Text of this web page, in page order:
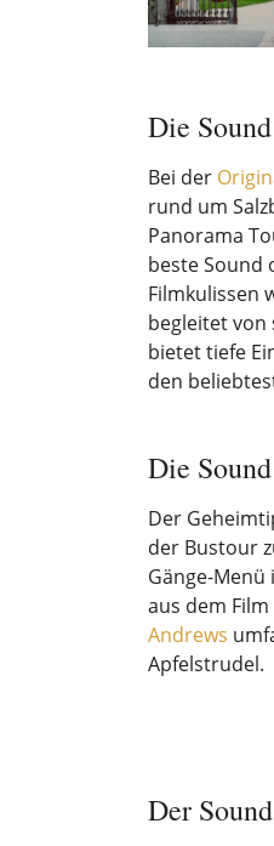
Die
Bei der
rund um
Panorama
beste Sound
Filmkulissen
begleitet von
bietet tiefe
den
Die
Der
der Bustour
Gänge-
aus dem
Andrews
Apfelstrudel.
Der